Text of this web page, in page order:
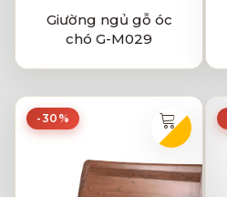
Giường ngủ gỗ óc
chó G-M029
-30%